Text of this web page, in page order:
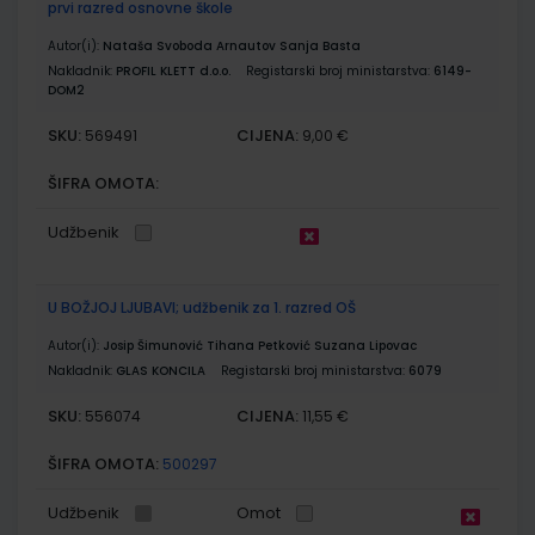
prvi razred osnovne škole
Autor(i): Nataša Svoboda Arnautov Sanja Basta
Nakladnik: PROFIL KLETT d.o.o. Registarski broj ministarstva: 6149-
DOM2
SKU: 569491 CIJENA: 9,00 €
ŠIFRA OMOTA:
Udžbenik
U BOŽJOJ LJUBAVI; udžbenik za 1. razred OŠ
Autor(i): Josip Šimunović Tihana Petković Suzana Lipovac
Nakladnik: GLAS KONCILA Registarski broj ministarstva: 6079
SKU: 556074 CIJENA: 11,55 €
ŠIFRA OMOTA: 500297
Udžbenik Omot